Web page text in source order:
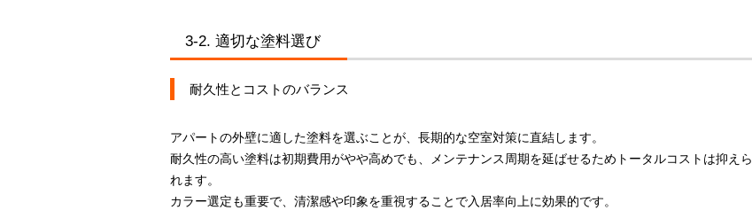
3-2. 適切な塗料選び
耐久性とコストのバランス
アパートの外壁に適した塗料を選ぶことが、長期的な空室対策に直結します。
耐久性の高い塗料は初期費用がやや高めでも、メンテナンス周期を延ばせるためトータルコストは抑えら
れます。
カラー選定も重要で、清潔感や印象を重視することで入居率向上に効果的です。